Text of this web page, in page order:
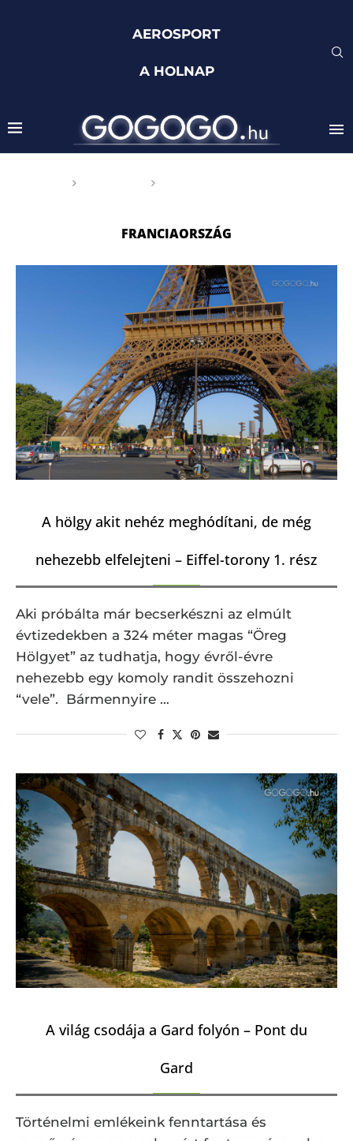
AEROSPORT
A HOLNAP
FRANCIAORSZÁG
A hölgy akit nehéz meghódítani, de még
nehezebb elfelejteni – Eiffel-torony 1. rész
Aki próbálta már becserkészni az elmúlt
évtizedekben a 324 méter magas “Öreg
Hölgyet” az tudhatja, hogy évről-évre
nehezebb egy komoly randit összehozni
“vele”. Bármennyire …
A világ csodája a Gard folyón – Pont du
Gard
Történelmi emlékeink fenntartása és